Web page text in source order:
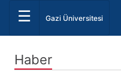
☰ Gazi Üniversitesi
Haber